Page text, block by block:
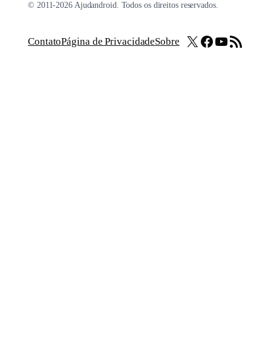
© 2011-2026 Ajudandroid. Todos os direitos reservados.
ContatoPágina de PrivacidadeSobre X Facebook
Youtube
Feed RSS